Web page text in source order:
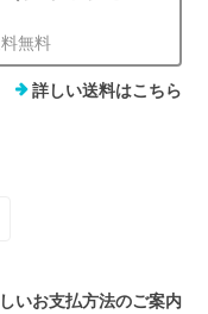
無料
詳しい送料はこちら
いお支払方法のご案内